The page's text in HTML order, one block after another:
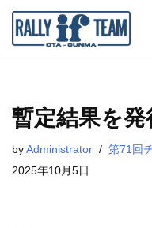
コ
ン
ツ
へ
ス
暫定結果を発
byAdministrator
第71回
2025年10月5日